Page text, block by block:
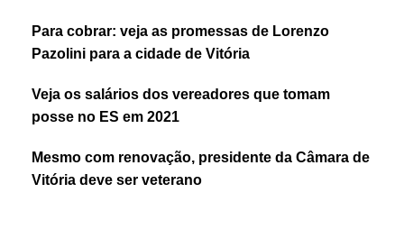
Para cobrar: veja as promessas de Lorenzo
Pazolini para a cidade de Vitória
Veja os salários dos vereadores que tomam
posse no ES em 2021
Mesmo com renovação, presidente da Câmara de
Vitória deve ser veterano